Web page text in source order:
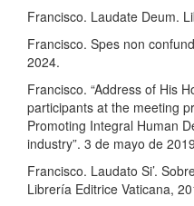
Francisco. Laudate Deum.
Francisco. Spes non
2024.
Francisco. “Address of His
participants at the meeting
Promoting Integral Human
industry”. 3 de mayo de
Francisco. Laudato Si’.
Librería Editrice Vaticana,